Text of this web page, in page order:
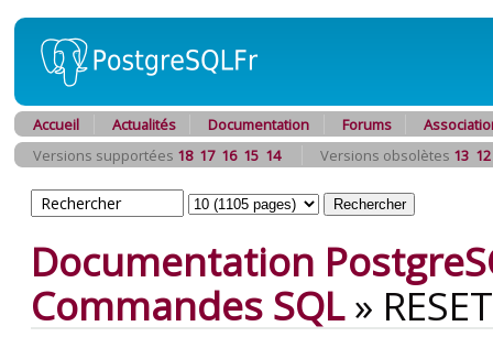
Accueil Actualités Documentation Forums
Versions supportées 18 17 16 15 14 Versions obsolètes 13 12
Documentation
Commandes SQL» RESET